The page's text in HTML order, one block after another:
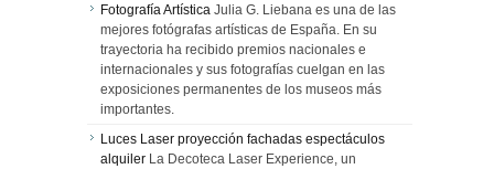
Fotografía Artística Julia G. Liebana es una de las
mejores fotógrafas artísticas de España. En su
trayectoria ha recibido premios nacionales e
internacionales y sus fotografías cuelgan en las
exposiciones permanentes de los museos más
importantes.
Luces Laser proyección fachadas espectáculos
alquiler La Decoteca Laser Experience, un